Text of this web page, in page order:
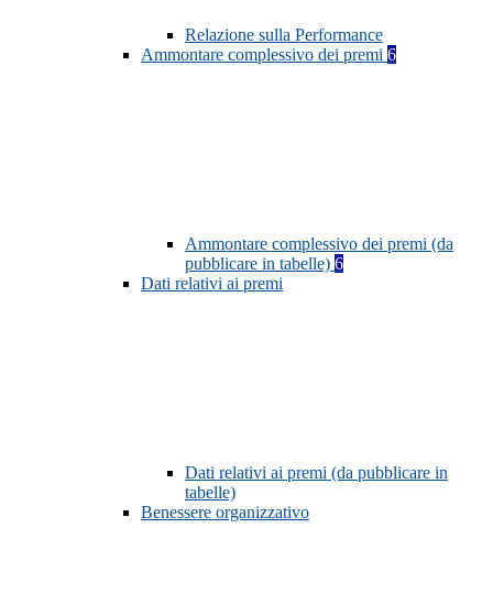
Relazione sulla Performance
Ammontare complessivo dei premi 6
Ammontare complessivo dei premi (da
pubblicare in tabelle) 6
Dati relativi ai premi
Dati relativi ai premi (da pubblicare in
tabelle)
Benessere organizzativo